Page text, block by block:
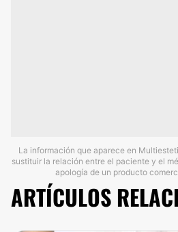
La información que aparece en
sustituir la relación entre el paciente y el
apología de un producto
ARTÍCULOS